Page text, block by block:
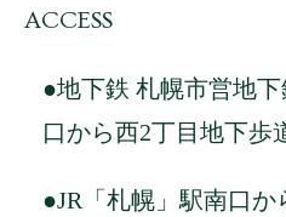
ACCESS
●地下鉄 札幌市営地
口から西2丁目地下
●JR「札幌」駅南口か